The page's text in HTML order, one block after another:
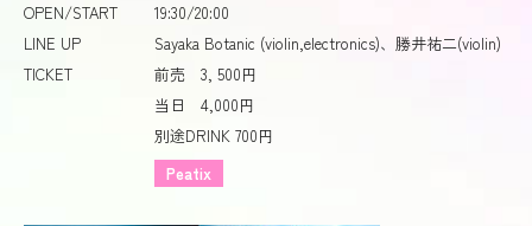
OPEN/START
19:30/20:00
LINE UP
Sayaka Botanic (violin,electronics)、勝井祐二(violin)
TICKET
前売 3, 500円
当日 4,000円
別途DRINK 700円
Peatix